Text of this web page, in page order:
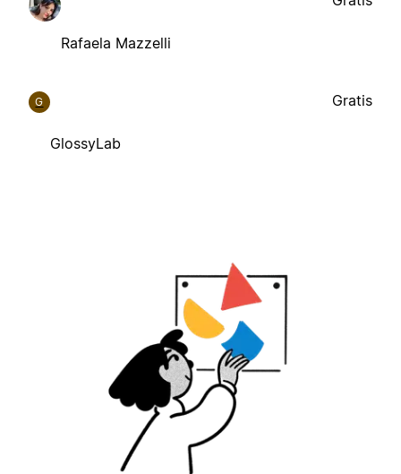
Rafaela Mazzelli
G
GlossyLab
Gratis